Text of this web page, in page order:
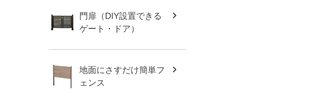
門扉（DIY設置できる
ゲート・ドア）
地面にさすだけ簡単フ
ェンス